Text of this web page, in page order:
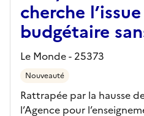
cherche
budgétaire
Le Monde - 25373
Nouveauté
Rattrapée par la hausse
l’Agence pour